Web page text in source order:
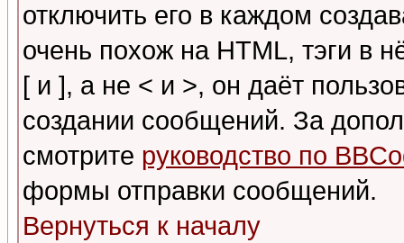
отключить его в каждом
очень похож на HTML, тэги в
[ и ], а не < и >, он даёт
создании сообщений. За
смотрите руководство по
формы отправки сообщений.
Вернуться к началу